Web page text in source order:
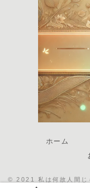
ホーム
© 2021 私は何故人間じ